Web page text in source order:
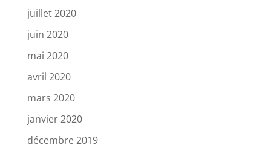
juillet 2020
juin 2020
mai 2020
avril 2020
mars 2020
janvier 2020
décembre 2019